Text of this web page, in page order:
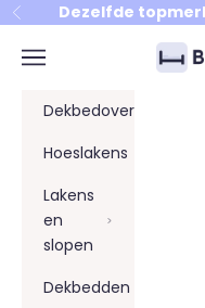
Naar inhoud
VorigeDezelfde
Menu
Dekbedovertrekken
Hoeslakens
Lakens
en
slopen
Dekbedden